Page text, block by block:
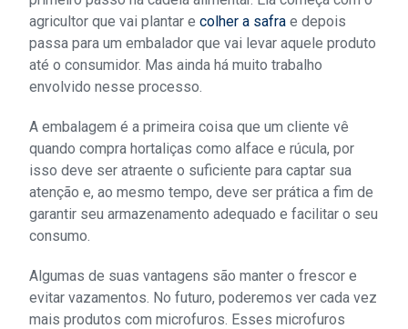
agricultor que vai plantar ecolher a safrae depois
passa para um embalador que vai levar aquele produto
até o consumidor. Mas ainda há muito trabalho
envolvido nesse processo.
A embalagem é a primeira coisa que um cliente vê
quando compra hortaliças como alface e rúcula, por
isso deve ser atraente o suficiente para captar sua
atenção e, ao mesmo tempo, deve ser prática a fim de
garantir seu armazenamento adequado e facilitar o seu
consumo.
Algumas de suas vantagens são manter o frescor e
evitar vazamentos. No futuro, poderemos ver cada vez
mais produtos com microfuros. Esses microfuros